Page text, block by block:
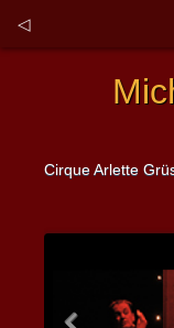
◁
Cirque Arlette